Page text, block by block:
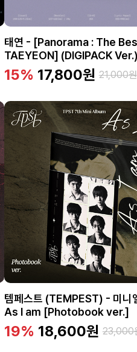
태연 - [Panorama : The
TAEYEON] (DIGIPACK Ver.)
15% 17,800원 21,000원
템페스트 (TEMPEST) - 미니
As I am [Photobook ver.]
19% 18,600원 23,000